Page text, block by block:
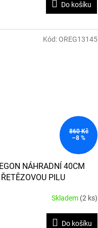
Do košíku
860 Kč
–8 %
NÁHRADNÍ 40CM
PILU
Skladem (2 ks)
Do košíku
Kód: OREG13145